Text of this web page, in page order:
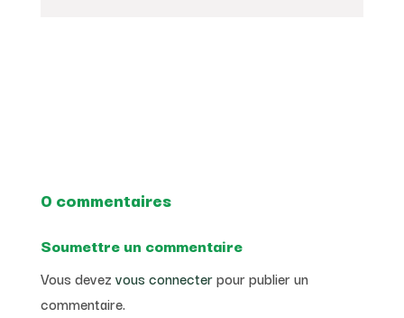
0 commentaires
Soumettre un commentaire
Vous devez vous connecterpour publier un
commentaire.